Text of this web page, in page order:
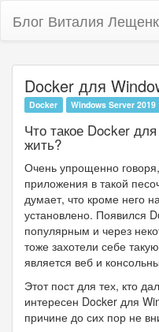
Блог Виталия
Docker для
Docker Windows Server 2019
Что такое Docker
жить?
Очень упрощенно
приложения в такой
думает, что кроме него
установлено. Появился
популярным и через
тоже захотели себе
является веб и
Этот пост для тех, кто
интересен Docker для
причине до сих пор не